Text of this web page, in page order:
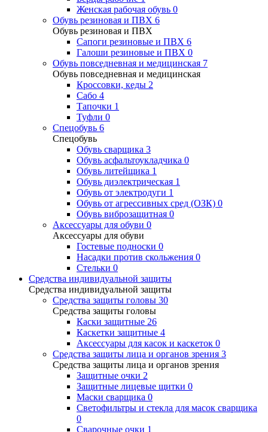
Женская рабочая обувь 0
Обувь резиновая и ПВХ 6
Обувь резиновая и ПВХ
Сапоги резиновые и ПВХ 6
Галоши резиновые и ПВХ 0
Обувь повседневная и медицинская 7
Обувь повседневная и медицинская
Кроссовки, кеды 2
Сабо 4
Тапочки 1
Туфли 0
Спецобувь 6
Спецобувь
Обувь сварщика 3
Обувь асфальтоукладчика 0
Обувь литейщика 1
Обувь диэлектрическая 1
Обувь от электродуги 1
Обувь от агрессивных сред (ОЗК) 0
Обувь виброзащитная 0
Аксессуары для обуви 0
Аксессуары для обуви
Гостевые подноски 0
Насадки против скольжения 0
Стельки 0
Средства индивидуальной защиты
Средства индивидуальной защиты
Средства защиты головы 30
Средства защиты головы
Каски защитные 26
Каскетки защитные 4
Аксессуары для касок и каскеток 0
Средства защиты лица и органов зрения 3
Средства защиты лица и органов зрения
Защитные очки 2
Защитные лицевые щитки 0
Маски сварщика 0
Светофильтры и стекла для масок сварщика
0
Сварочные очки 1